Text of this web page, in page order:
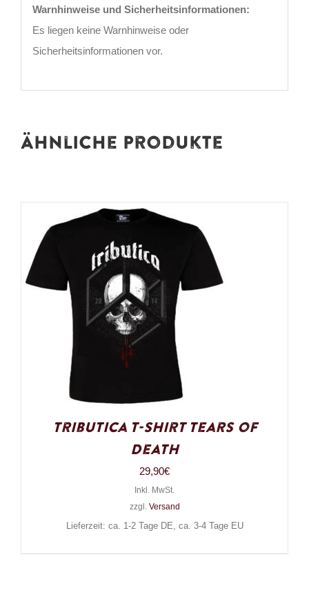
Warnhinweise und Sicherheitsinformationen:
Es liegen keine Warnhinweise oder
Sicherheitsinformationen vor.
Ähnliche Produkte
Tributica T-Shirt Tears of
Death
29,90€
Inkl. MwSt.
zzgl. Versand
Lieferzeit: ca. 1-2 Tage DE, ca. 3-4 Tage EU